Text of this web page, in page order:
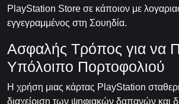
PlayStation Store σε κάποιον με
εγγεγραμμένος στη Σουηδία.
Ασφαλής Τρόπος για να
Υπόλοιπο Πορτοφολιού
Η χρήση μιας κάρτας PlayStation
διαχείριση των ψηφιακών δαπανών και